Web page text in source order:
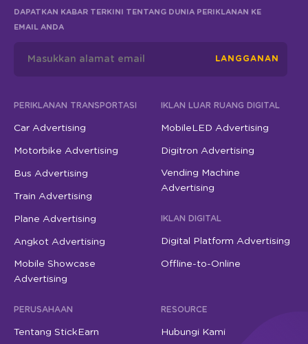
DAPATKAN KABAR TERKINI TENTANG DUNIA PERIKLANAN KE
EMAIL ANDA
LANGGANAN
PERIKLANAN TRANSPORTASI
Car Advertising
Motorbike Advertising
Bus Advertising
Train Advertising
Plane Advertising
Angkot Advertising
Mobile Showcase
Advertising
IKLAN LUAR RUANG DIGITAL
MobileLED Advertising
Digitron Advertising
Vending Machine
Advertising
IKLAN DIGITAL
Digital Platform Advertising
Offline-to-Online
PERUSAHAAN
Tentang StickEarn
RESOURCE
Hubungi Kami